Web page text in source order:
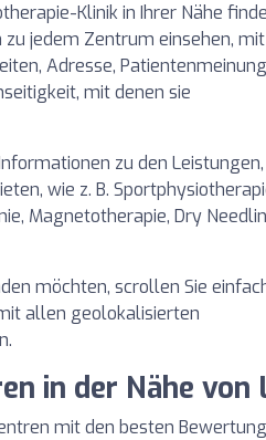
Klinik in Ihrer Nähe
zu jedem Zentrum einsehen, mit
Adresse,
mit denen sie
zu den Leistungen,
wie z. B.
Magnetotherapie, Dry
möchten, scrollen Sie
allen geolokalisierten
in der Nähe von
mit den besten